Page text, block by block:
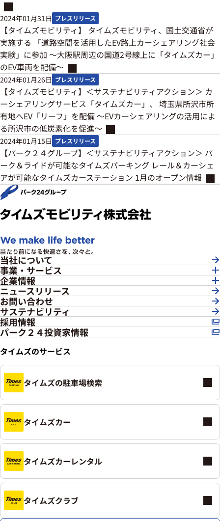
2024年01月31日 プレスリリース
【タイムズモビリティ】 タイムズモビリティ、国土交通省が
実施する 「道路空間を活用したEV路上カーシェアリング社会
実験」に参加 ～大阪駅周辺の国道2号線上に「タイムズカー」
のEV車両を配備～
2024年01月26日 プレスリリース
【タイムズモビリティ】＜サステナビリティアクション＞ カ
ーシェアリングサービス「タイムズカー」、 埼玉県所沢市所
有地へEV「リーフ」を配備 ～EVカーシェアリングの活用によ
る所沢市の低炭素化を促進～
2024年01月15日 プレスリリース
【パーク２４グループ】＜サステナビリティアクション＞ パ
ーク＆ライドが可能なタイムズパーキング レール＆カーシェ
アが可能なタイムズカーステーション 1月のオープン情報
当社について
事業・サービス
企業情報
ニュースリリース
お問い合わせ
サステナビリティ
採用情報
パーク２４投資家情報
タイムズのサービス
タイムズの駐車場検索
タイムズカー
タイムズカーレンタル
タイムズクラブ